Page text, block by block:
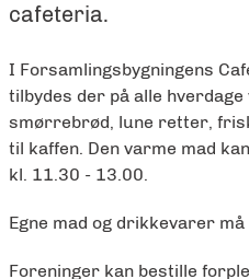
cafeteria.
I Forsamlingsbygningens
tilbydes der på alle hverdage
smørrebrød, lune retter,
til kaffen. Den varme mad
kl. 11.30 - 13.00.
Egne mad og drikkevarer må
Foreninger kan bestille